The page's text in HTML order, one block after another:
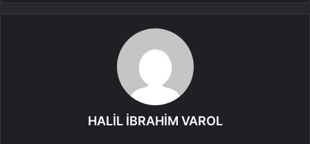
HALİL İBRAHİM VAROL